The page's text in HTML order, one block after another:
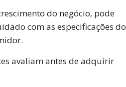
do negócio, pode
com as especificações do
avaliam antes de adquirir